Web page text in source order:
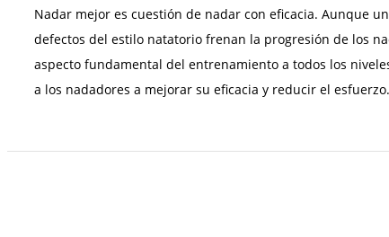
Nadar mejor es cuestión de nadar con eficacia. Aunque
defectos del estilo natatorio frenan la progresión de los
aspecto fundamental del entrenamiento a todos los
a los nadadores a mejorar su eficacia y reducir el esfuerzo.